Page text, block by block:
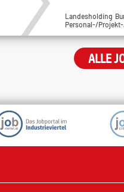
Landesholding
Personal-/
ALLE